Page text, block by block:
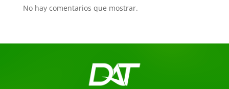
No hay comentarios que mostrar.